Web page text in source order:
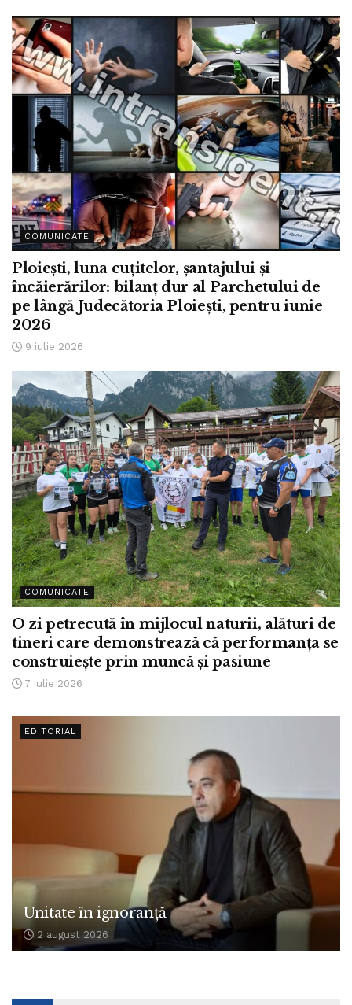
COMUNICATE
Ploiești, luna cuțitelor, șantajului și
încăierărilor: bilanț dur al Parchetului de
pe lângă Judecătoria Ploiești, pentru iunie
2026
9 iulie 2026
COMUNICATE
O zi petrecută în mijlocul naturii, alături de
tineri care demonstrează că performanța se
construiește prin muncă și pasiune
7 iulie 2026
EDITORIAL
Unitate în ignoranță
2 august 2026